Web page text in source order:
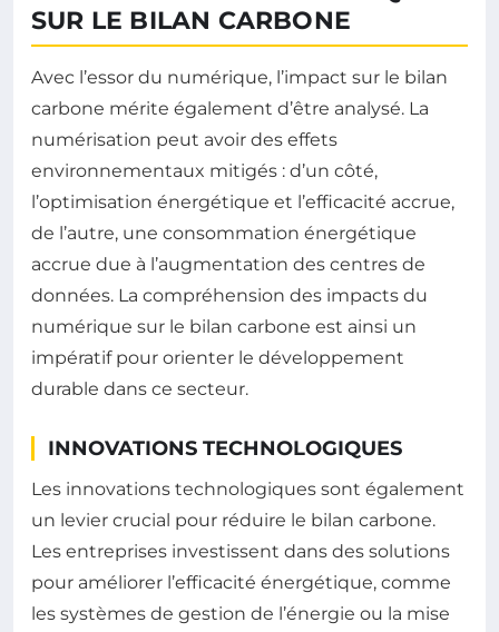
SUR LE BILAN CARBONE
Avec l’essor du numérique, l’impact sur le bilan
carbone mérite également d’être analysé. La
numérisation peut avoir des effets
environnementaux mitigés : d’un côté,
l’optimisation énergétique et l’efficacité accrue,
de l’autre, une consommation énergétique
accrue due à l’augmentation des centres de
données. La compréhension des impacts du
numérique sur le bilan carbone est ainsi un
impératif pour orienter le développement
durable dans ce secteur.
INNOVATIONS TECHNOLOGIQUES
Les innovations technologiques sont également
un levier crucial pour réduire le bilan carbone.
Les entreprises investissent dans des solutions
pour améliorer l’efficacité énergétique, comme
les systèmes de gestion de l’énergie ou la mise